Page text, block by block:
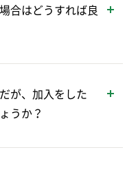
ステムの宅配サー
おためし宅配ご登
むことができま
合はどうすれば良
て解除申請が可能
が、加入をした
うか？